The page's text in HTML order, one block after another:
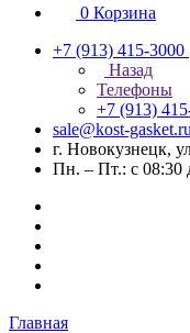
0 Корзина
+7 (913) 415-3000
Назад
Телефоны
+7 (913)
sale@kost-gasket.ru
г. Новокузнецк,
Пн. – Пт.: с 08:30
Главная